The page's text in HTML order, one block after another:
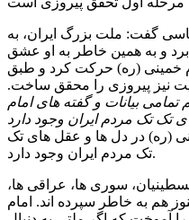
گفت: ملت بزرگ ایران، به
و به همین خاطر به او عشق
خمینی (ره) حرکت کرد و طبق
نیز پیروزی را محقق ساخت.
بیانات و گفته های امام
تک تک مردم ایران وجود دارد
(ره) در دل ها و عقل های تک
تک مردم ایران وجود دارد.
سوری ها، عراقی ها،
هم به خاطر سپرده اند. امام